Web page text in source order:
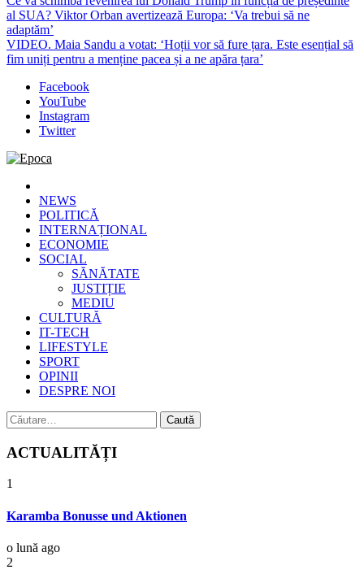
al SUA? Viktor Orban avertizează Europa: ‘Va trebui să ne
adaptăm’
VIDEO. Maia Sandu a votat: ‘Hoții vor să fure țara. Este esențial să
fim uniți pentru a menține pacea și a ne apăra țara’
Facebook
YouTube
Instagram
Twitter
Epoca
Cele mai noi știri online din România
NEWS
POLITICĂ
INTERNAȚIONAL
ECONOMIE
SOCIAL
SĂNĂTATE
JUSTIȚIE
MEDIU
CULTURĂ
IT-TECH
LIFESTYLE
SPORT
OPINII
DESPRE NOI
Caută
după:
ACTUALITĂȚI
1
Karamba Bonusse und Aktionen
o lună ago
2